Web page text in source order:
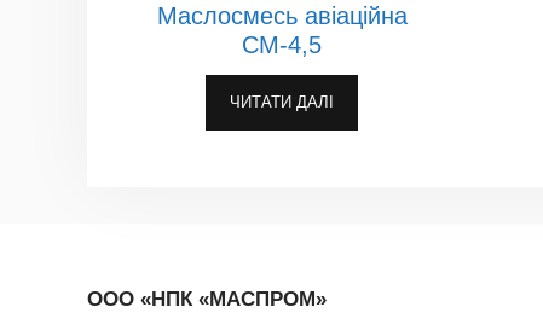
Маслосмесь авіаційна
СМ-4,5
ЧИТАТИ ДАЛІ
ООО «НПК «МАСПРОМ»